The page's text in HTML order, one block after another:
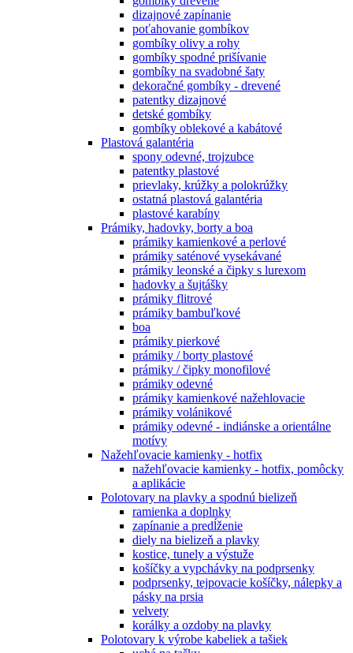
dizajnové zapínanie
poťahovanie gombíkov
gombíky olivy a rohy
gombíky spodné prišívanie
gombíky na svadobné šaty
dekoračné gombíky - drevené
patentky dizajnové
detské gombíky
gombíky oblekové a kabátové
Plastová galantéria
spony odevné, trojzubce
patentky plastové
prievlaky, krúžky a polokrúžky
ostatná plastová galantéria
plastové karabíny
Prámiky, hadovky, borty a boa
prámiky kamienkové a perlové
prámiky saténové vysekávané
prámiky leonské a čipky s lurexom
hadovky a šujtášky
prámiky flitrové
prámiky bambuľkové
boa
prámiky pierkové
prámiky / borty plastové
prámiky / čipky monofilové
prámiky odevné
prámiky kamienkové nažehlovacie
prámiky volánikové
prámiky odevné - indiánske a orientálne
motívy
Nažehľovacie kamienky - hotfix
nažehľovacie kamienky - hotfix, pomôcky
a aplikácie
Polotovary na plavky a spodnú bielizeň
ramienka a doplnky
zapínanie a predĺženie
diely na bielizeň a plavky
kostice, tunely a výstuže
košíčky a vypchávky na podprsenky
podprsenky, tejpovacie košíčky, nálepky a
pásky na prsia
velvety
korálky a ozdoby na plavky
Polotovary k výrobe kabeliek a tašiek